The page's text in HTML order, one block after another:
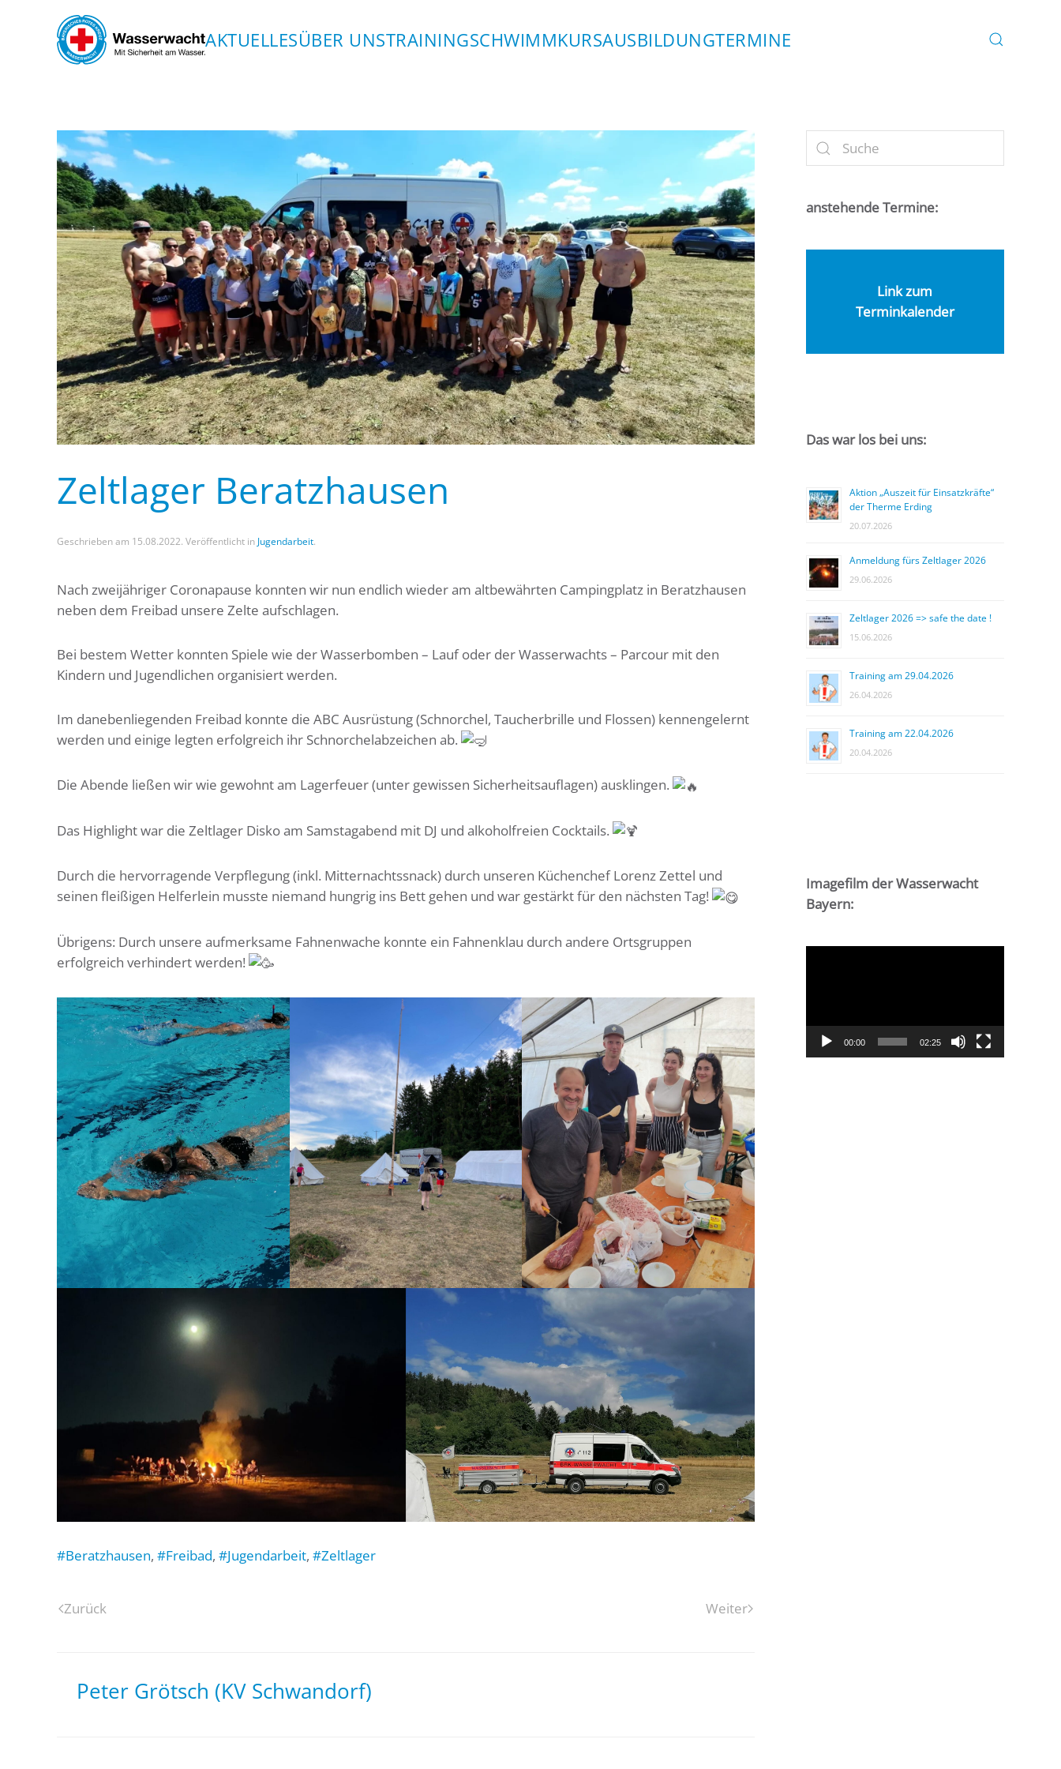
Skip to main content AKTUELLESÜBER UNSTRAININGSCHWIMMKURSAUSBILDUNGTERMINE
Zeltlager Beratzhausen
Geschrieben am 15.08.2022. Veröffentlicht in Jugendarbeit.
Nach zweijähriger Coronapause konnten wir nun endlich wieder am altbewährten Campingplatz in Beratzhausen
neben dem Freibad unsere Zelte aufschlagen.
Bei bestem Wetter konnten Spiele wie der Wasserbomben – Lauf oder der Wasserwachts – Parcour mit den
Kindern und Jugendlichen organisiert werden.
Im danebenliegenden Freibad konnte die ABC Ausrüstung (Schnorchel, Taucherbrille und Flossen) kennengelernt
werden und einige legten erfolgreich ihr Schnorchelabzeichen ab.
Die Abende ließen wir wie gewohnt am Lagerfeuer (unter gewissen Sicherheitsauflagen) ausklingen.
Das Highlight war die Zeltlager Disko am Samstagabend mit DJ und alkoholfreien Cocktails.
Durch die hervorragende Verpflegung (inkl. Mitternachtssnack) durch unseren Küchenchef Lorenz Zettel und
seinen fleißigen Helferlein musste niemand hungrig ins Bett gehen und war gestärkt für den nächsten Tag!
Übrigens: Durch unsere aufmerksame Fahnenwache konnte ein Fahnenklau durch andere Ortsgruppen
erfolgreich verhindert werden!
#Beratzhausen, #Freibad, #Jugendarbeit, #Zeltlager
Zurück Weiter
Peter Grötsch (KV Schwandorf)
anstehende Termine:
Link zum
Terminkalender
Das war los bei uns:
Aktion „Auszeit für Einsatzkräfte“
der Therme Erding
20.07.2026
Anmeldung fürs Zeltlager 2026
29.06.2026
Zeltlager 2026 => safe the date !
15.06.2026
Training am 29.04.2026
26.04.2026
Training am 22.04.2026
20.04.2026
Imagefilm der Wasserwacht
Bayern:
00:00 02:25